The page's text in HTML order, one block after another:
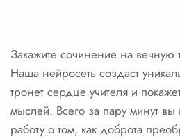
Закажите сочинение на вечную
Наша нейросеть создаст
тронет сердце учителя и
мыслей. Всего за пару минут вы
работу о том, как доброта